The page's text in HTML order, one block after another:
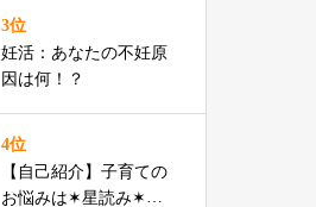
3位
妊活：あなたの不妊原
因は何！？
4位
【自己紹介】子育ての
お悩みは✶星読み✶で